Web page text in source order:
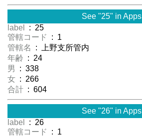
See "25" in Apps
label
: 25
管轄コード
: 1
管轄名
: 上野支所管内
年齢 : 24
男
: 338
女 : 266
合計 : 604
See "26" in Apps
label
: 26
管轄コード
: 1